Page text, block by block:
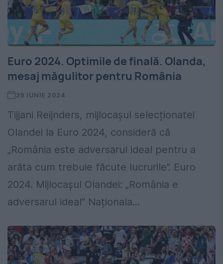
Euro 2024. Optimile de finală. Olanda,
mesaj măgulitor pentru România
29 IUNIE 2024
Tijjani Reijnders, mijlocașul selecționatei
Olandei la Euro 2024, consideră că
„România este adversarul ideal pentru a
arăta cum trebuie făcute lucrurile”. Euro
2024. Mijlocașul Olandei: „România e
adversarul ideal” Naționala...